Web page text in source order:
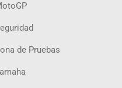
de Pruebas